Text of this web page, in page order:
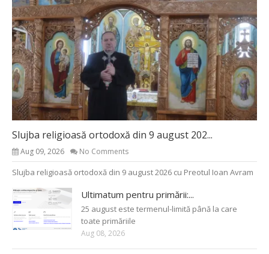
Slujba religioasă ortodoxă din 9 august 202...
Aug 09, 2026 No Comments
Slujba religioasă ortodoxă din 9 august 2026 cu Preotul Ioan Avram
Ultimatum pentru primării:...
25 august este termenul-limită până la care
toate primăriile
Aug 08, 2026